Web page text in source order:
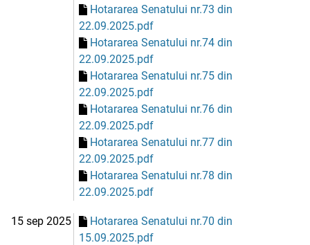
Hotararea Senatului nr.73 din
22.09.2025.pdf
Hotararea Senatului nr.74 din
22.09.2025.pdf
Hotararea Senatului nr.75 din
22.09.2025.pdf
Hotararea Senatului nr.76 din
22.09.2025.pdf
Hotararea Senatului nr.77 din
22.09.2025.pdf
Hotararea Senatului nr.78 din
22.09.2025.pdf
15 sep 2025
Hotararea Senatului nr.70 din
15.09.2025.pdf